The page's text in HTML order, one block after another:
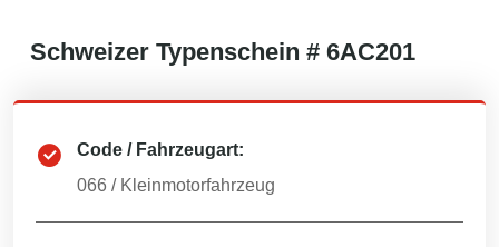
Schweizer Typenschein # 6AC201
Code / Fahrzeugart:
066 / Kleinmotorfahrzeug